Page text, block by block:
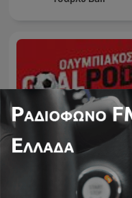
GoalPod Ολυμπιακός, με
τον Νίκο Σταματέλο